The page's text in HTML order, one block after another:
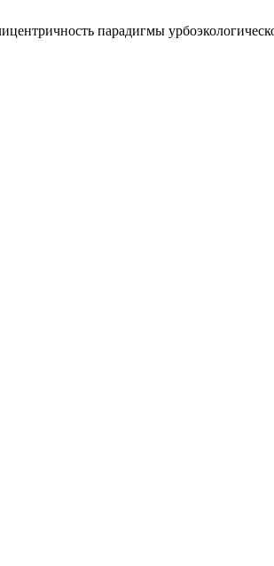
парадигмы